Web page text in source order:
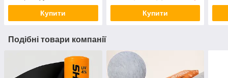
Купити Купити
Подібні товари компанії